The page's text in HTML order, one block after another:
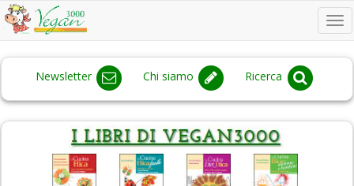
Newsletter Chi siamo Ricerca